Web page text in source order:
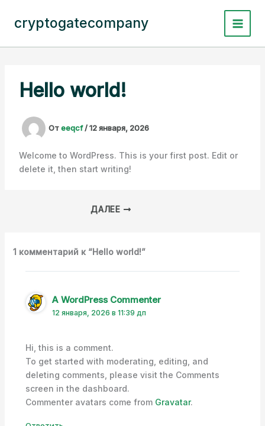
содержимому
cryptogatecompany
Hello world!
Отeeqcf/12 января, 2026
Welcome to WordPress. This is your first post. Edit or
delete it, then start writing!
ДАЛЕЕ
1 комментарий к “Hello world!”
A WordPress Commenter
12 января, 2026 в 11:39 дп
Hi, this is a comment.
To get started with moderating, editing, and
deleting comments, please visit the Comments
screen in the dashboard.
Commenter avatars come from Gravatar.